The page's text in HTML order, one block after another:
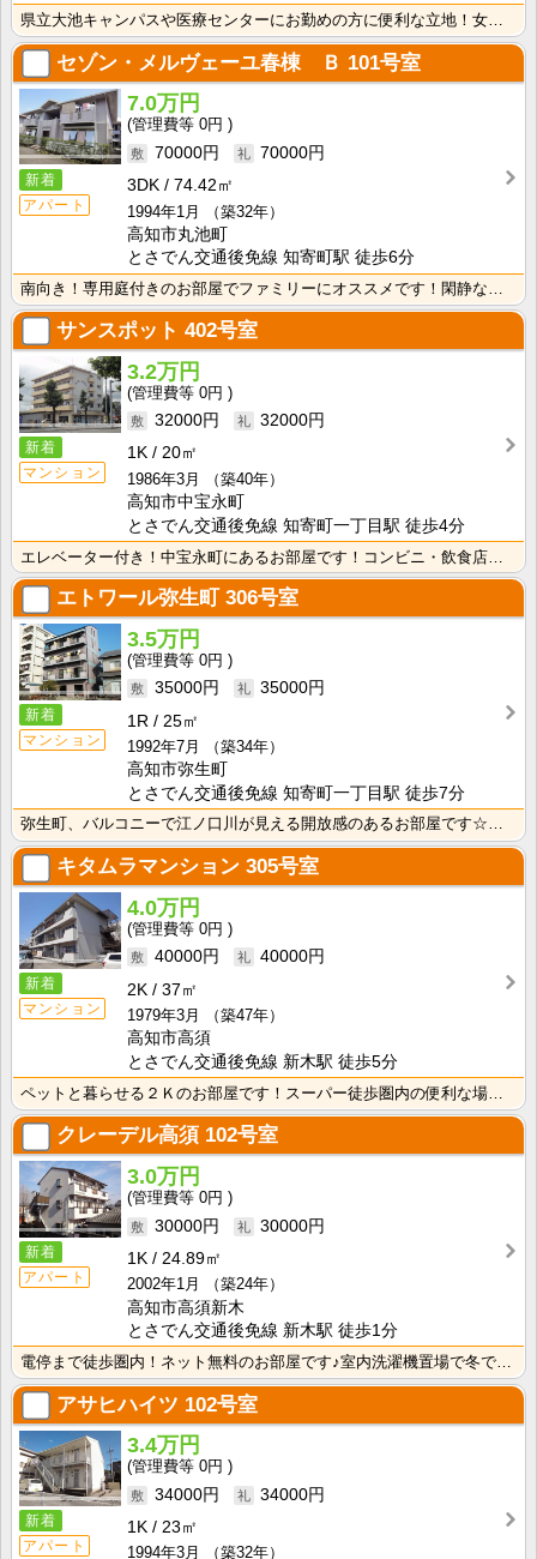
セゾン・メルヴェーユ春棟 Ｂ 101号室
新着
アパート
7.0万円
0円
70000円
70000円
3DK
74.42㎡
1994年1月
（築32年）
高知市丸池町
とさでん交通後免線 知寄町駅 徒歩6分
サンスポット 402号室
新着
マンション
3.2万円
0円
32000円
32000円
1K
20㎡
1986年3月
（築40年）
高知市中宝永町
とさでん交通後免線 知寄町一丁目駅 徒歩4分
エトワール弥生町306号室
新着
マンション
3.5万円
0円
35000円
35000円
1R
25㎡
1992年7月
（築34年）
高知市弥生町
とさでん交通後免線 知寄町一丁目駅 徒歩7分
弥生町、バルコニーで江ノ口川が見える開放感のあるお部屋です☆電車通りやドラッグストア、スーパーまで徒･･･
キタムラマンション 305号室
新着
マンション
4.0万円
0円
40000円
40000円
2K
37㎡
1979年3月
（築47年）
高知市高須
とさでん交通後免線 新木駅 徒歩5分
クレーデル高須 102号室
新着
アパート
3.0万円
0円
30000円
30000円
1K
24.89㎡
2002年1月
（築24年）
高知市高須新木
とさでん交通後免線 新木駅 徒歩1分
アサヒハイツ 102号室
新着
アパート
3.4万円
0円
34000円
34000円
1K
23㎡
1994年3月
（築32年）